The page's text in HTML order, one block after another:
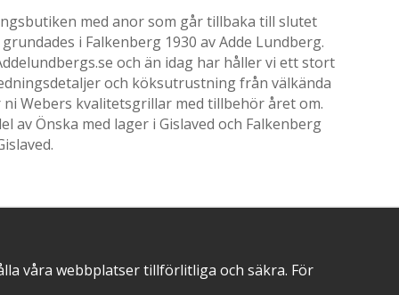
med anor som går tillbaka till slutet
i Falkenberg 1930 av Adde Lundberg.
och än idag har håller vi ett stort
och köksutrustning från välkända
Webers kvalitetsgrillar med tillbehör året om.
av Önska med lager i Gislaved och Falkenberg
OMDÖMEN PÅ
våra webbplatser tillförlitliga och säkra. För